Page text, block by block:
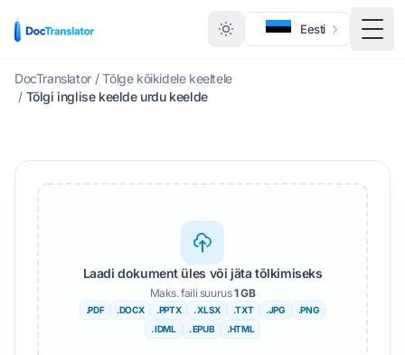
Eesti
DocTranslator / Tõlge kõikidele keeltele
/ Tõlgi inglise keelde urdu keelde
Laadi dokument üles või jäta tõlkimiseks
Maks. faili suurus1 GB
.PDF .DOCX .PPTX . XLSX .TXT .JPG
.PNG
. IDML
. EPUB .HTML